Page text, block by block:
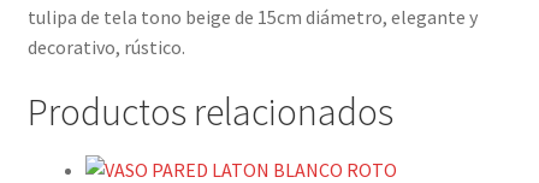
tulipa de tela tono beige de 15cm diámetro, elegante y
decorativo, rústico.
Productos relacionados